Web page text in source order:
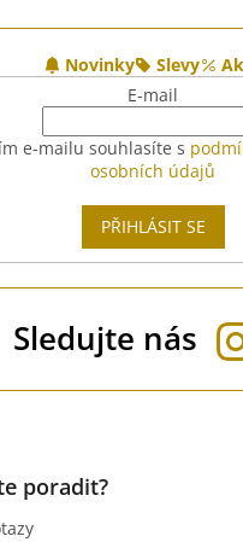
Novinky Slevy
E-mail
e-mailu souhlasíte s
osobních údajů
PŘIHLÁSIT SE
Sledujte nás
poradit?